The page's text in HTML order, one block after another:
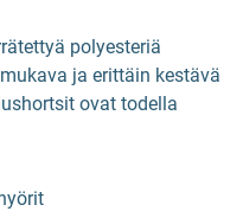
polyesteriä
ja erittäin kestävä
ovat todella